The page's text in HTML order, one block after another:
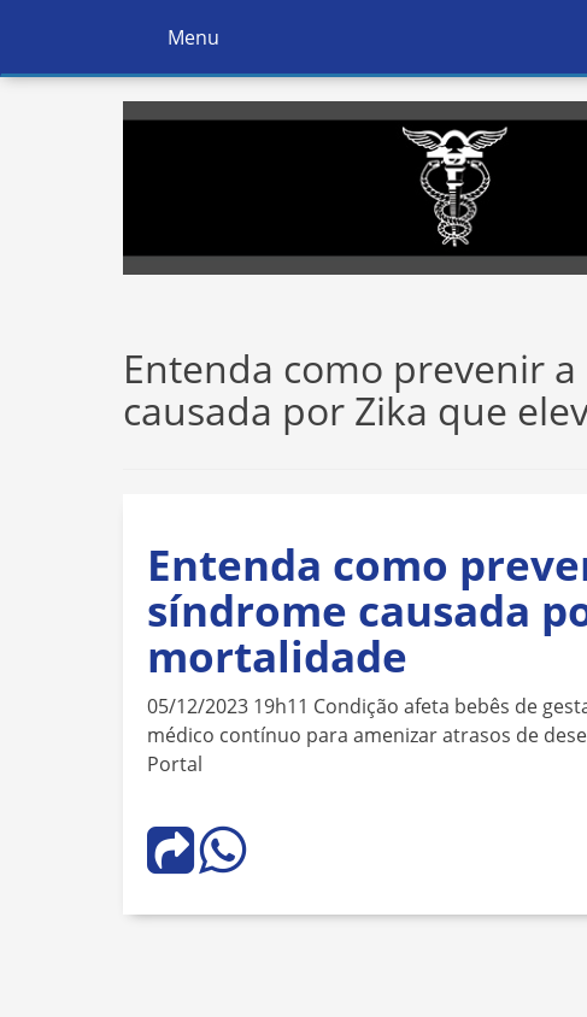
Ativar
Navegação
Menu
Entenda como prevenir
causada por Zika que
Entenda como
síndrome causada
mortalidade
05/12/2023 19h11 Condição afeta bebês de
médico contínuo para amenizar atrasos de
Portal